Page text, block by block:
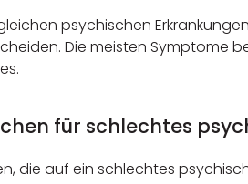
psychischen
Die meisten Symptome
für schlechtes
die auf ein schlechtes